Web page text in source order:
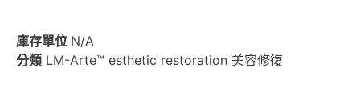
庫存單位 N/A
分類 LM-Arte™ esthetic restoration 美容修復